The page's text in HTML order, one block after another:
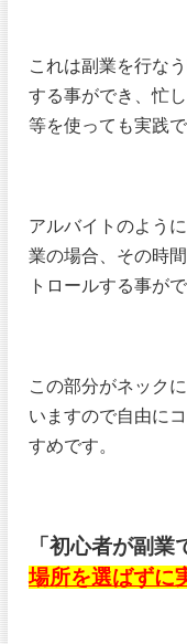
これは副業を行な
する事ができ、忙
等を使っても実践
アルバイトのよう
業の場合、その時
トロールする事が
この部分がネック
いますので自由に
すめです。
「初心者が副業
場所を選ばずに